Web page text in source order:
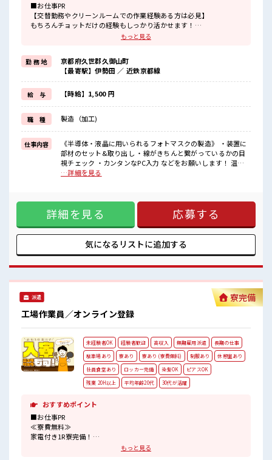
■お仕事PR
【交替勤務やクリーンルームでの作業経験ある方は必見】
もちろんチョットだけの経験もしっかり活かせます！
ブランクある方も気軽に応募OK。
職場は、
クリーンルーム内で室内の温度・湿度もキチンと管理されており、
季節に関係なく年間通して働きやすい環境です。
無料の駐車場が完備されているのでマイカー通勤OK！
もちろん通勤交通費支給！
受入れ体制もバッチリ◎気になった方はお気軽にご応募ください
ネ！
■職場の雰囲気
《20代～30代の男性スタッフさん多数カツヤク中》
キレイ&空調完備でカイテキな職場環境☆
近くにコンビニがあるので便利♪
無料駐車場があるのでマイカー通勤OK！
もっと見る
勤 務 地
京都府久世郡久御山町
【最寄駅】伊勢田 ／ 近鉄京都線
給 与 【時給】1,500 円
職 種 製造（加工)
仕事内容
《半導体・液晶に用いられるフォトマスクの製造》 ・装置に
部材のセット&取り出し ・線がきちんと繋がっているかの目
視チェック ・カンタンなPC入力 などをお願いします！ 温度
23℃、湿度40～50%のクリーンルームでの作業！ ■お仕事PR
ある方も気軽に応募OK。 頑張り次第では直接雇用になる可能
性もありますよ※規定有★ 職場は、 クリーンルーム内で室内
の温度・湿度もキチンと管理されており、 季節に関係なく年
間通して働きやすい環境です。 無料の駐車場が完備されてい
るのでマイカー通勤OK！ もちろん通勤交通費支給！ 受入れ
体制もバッチリ◎気になった方はお気軽にご応募ください
ツヤク中》 キレイ&空調完備でカイテキな職場環境☆ 近くに
コンビニがあるので便利♪ 無料駐車場があるのでマイカー通
…詳細を見る
詳細を見る 応募する
気になるリストに追加する
派遣
工場作業員／オンライン登録
寮完備
未経験者OK 経験者歓迎 高収入 無期雇用派遣
長期の仕事
駐車場あり
寮あり 寮あり (寮費無料) 制服あり
休憩室あり
社員食堂あり
ロッカー完備 染髪OK
ピアスOK
残業 20H以上
平均年齢20代 30代が活躍
おすすめポイント
■お仕事PR
≪寮費無料≫
家電付き1R寮完備！
寮費は無料なのでお金貯めたい方にも向いてます！！
もっと見る